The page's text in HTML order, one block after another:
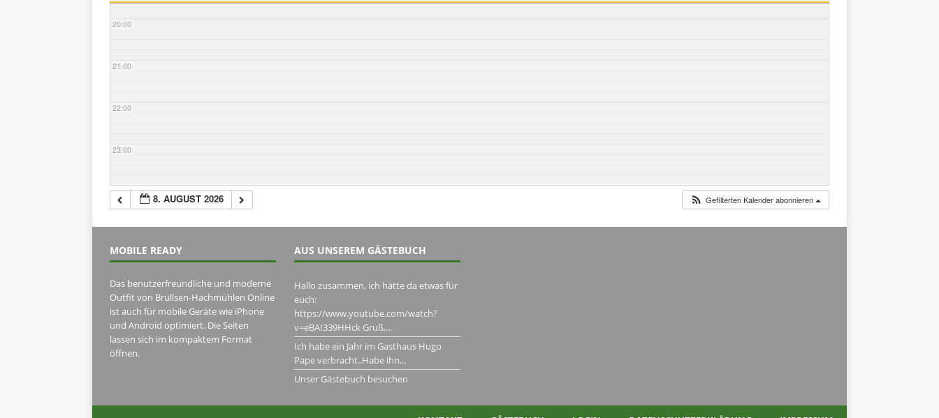
20:00
21:00
22:00
23:00
8. AUGUST 2026 Gefilterten Kalender abonnieren
MOBILE READY
Das benutzerfreundliche und moderne
Outfit von Brullsen-Hachmühlen Online
ist auch für mobile Geräte wie iPhone
und Android optimiert. Die Seiten
lassen sich im kompaktem Format
öffnen.
AUS UNSEREM GÄSTEBUCH
Hallo zusammen, ich hätte da etwas für
euch:
https://www.youtube.com/watch?
v=eBAI339HHck Gruß,...
Ich habe ein Jahr im Gasthaus Hugo
Pape verbracht..Habe ihn...
Unser Gästebuch besuchen